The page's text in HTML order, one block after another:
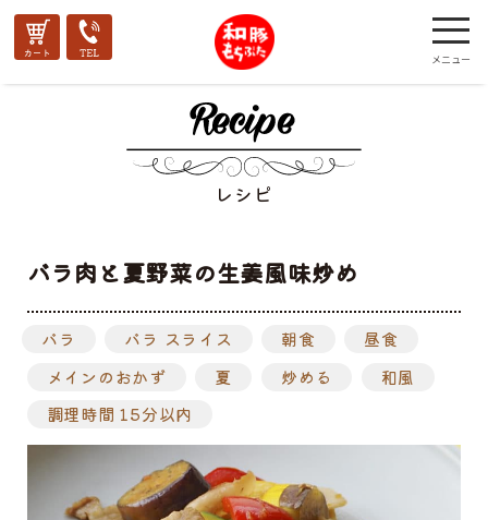
レシピ
バラ肉と夏野菜の生姜風味炒め
バラ バラ スライス 朝食
昼食
メインのおかず
夏 炒める
和風
調理時間 15分以内